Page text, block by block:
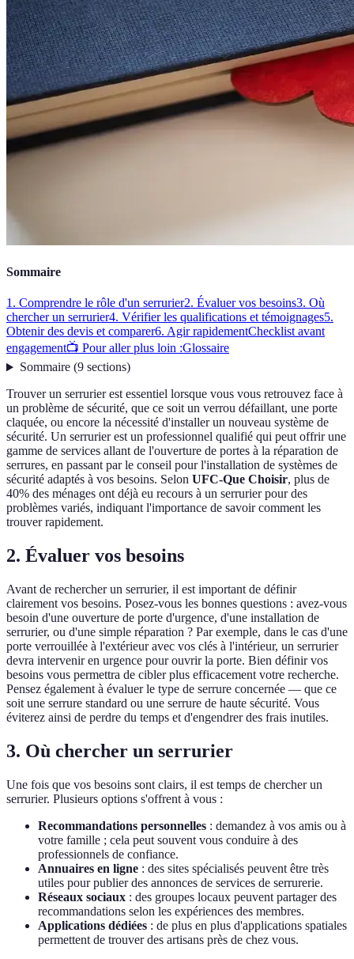
Sommaire
1. Comprendre le rôle d'un serrurier2. Évaluer vos besoins3. Où
chercher un serrurier4. Vérifier les qualifications et témoignages5.
Obtenir des devis et comparer6. Agir rapidementChecklist avant
engagement📺 Pour aller plus loin :Glossaire
Sommaire(9 sections)
Trouver un serrurier est essentiel lorsque vous vous retrouvez face à
un problème de sécurité, que ce soit un verrou défaillant, une porte
claquée, ou encore la nécessité d'installer un nouveau système de
sécurité. Un serrurier est un professionnel qualifié qui peut offrir une
gamme de services allant de l'ouverture de portes à la réparation de
serrures, en passant par le conseil pour l'installation de systèmes de
sécurité adaptés à vos besoins. Selon UFC-Que Choisir, plus de
40% des ménages ont déjà eu recours à un serrurier pour des
problèmes variés, indiquant l'importance de savoir comment les
trouver rapidement.
2. Évaluer vos besoins
Avant de rechercher un serrurier, il est important de définir
clairement vos besoins. Posez-vous les bonnes questions : avez-vous
besoin d'une ouverture de porte d'urgence, d'une installation de
serrurier, ou d'une simple réparation ? Par exemple, dans le cas d'une
porte verrouillée à l'extérieur avec vos clés à l'intérieur, un serrurier
devra intervenir en urgence pour ouvrir la porte. Bien définir vos
besoins vous permettra de cibler plus efficacement votre recherche.
Pensez également à évaluer le type de serrure concernée — que ce
soit une serrure standard ou une serrure de haute sécurité. Vous
éviterez ainsi de perdre du temps et d'engendrer des frais inutiles.
3. Où chercher un serrurier
Une fois que vos besoins sont clairs, il est temps de chercher un
serrurier. Plusieurs options s'offrent à vous :
Recommandations personnelles : demandez à vos amis ou à
votre famille ; cela peut souvent vous conduire à des
professionnels de confiance.
Annuaires en ligne : des sites spécialisés peuvent être très
utiles pour publier des annonces de services de serrurerie.
Réseaux sociaux : des groupes locaux peuvent partager des
recommandations selon les expériences des membres.
Applications dédiées : de plus en plus d'applications spatiales
permettent de trouver des artisans près de chez vous.